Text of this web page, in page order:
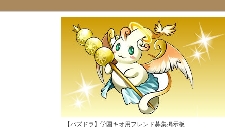
【パズドラ】学園キオ用フレンド募集掲示板